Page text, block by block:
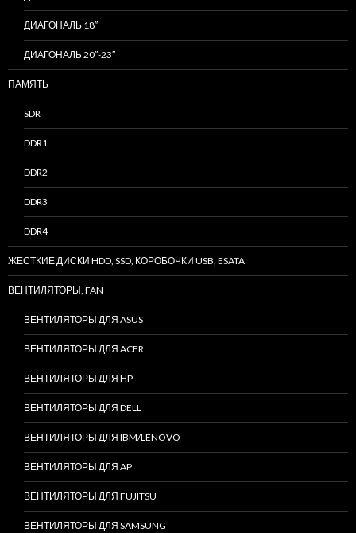
ДИАГОНАЛЬ 18″
ДИАГОНАЛЬ 20″-23″
ПАМЯТЬ
SDR
DDR1
DDR2
DDR3
DDR4
ЖЕСТКИЕ ДИСКИ HDD, SSD, КОРОБОЧКИ USB, ESATA
ВЕНТИЛЯТОРЫ, FAN
ВЕНТИЛЯТОРЫ ДЛЯ ASUS
ВЕНТИЛЯТОРЫ ДЛЯ ACER
ВЕНТИЛЯТОРЫ ДЛЯ HP
ВЕНТИЛЯТОРЫ ДЛЯ DELL
ВЕНТИЛЯТОРЫ ДЛЯ IBM/LENOVO
ВЕНТИЛЯТОРЫ ДЛЯ AP
ВЕНТИЛЯТОРЫ ДЛЯ FUJITSU
ВЕНТИЛЯТОРЫ ДЛЯ SAMSUNG